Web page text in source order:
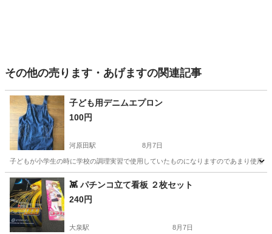
その他の売ります・あげますの関連記事
子ども用デニムエプロン
100円
河原田駅 8月7日
子どもが小学生の時に学校の調理実習で使用していたものになりますのであまり使用
三重 鈴鹿市 河原田駅 その他 子ども
👾 パチンコ立て看板 ２枚セット
240円
大泉駅 8月7日